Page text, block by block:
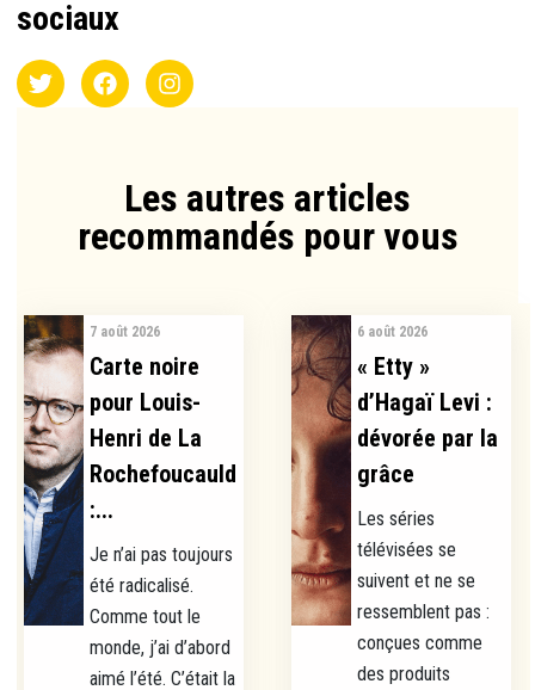
sociaux
Les autres articles
recommandés pour vous​
7 août 2026
Carte noire
pour Louis-
Henri de La
Rochefoucauld
:...
Je n’ai pas toujours
été radicalisé.
Comme tout le
monde, j’ai d’abord
aimé l’été. C’était la
6 août 2026
« Etty »
d’Hagaï Levi :
dévorée par la
grâce
Les séries
télévisées se
suivent et ne se
ressemblent pas :
conçues comme
des produits